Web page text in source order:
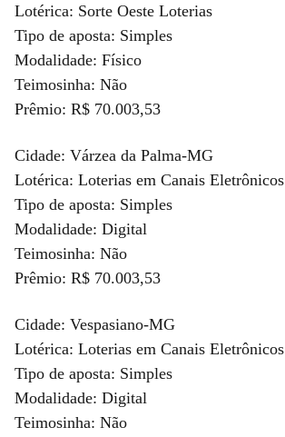
Lotérica: Sorte Oeste Loterias
Tipo de aposta: Simples
Modalidade: Físico
Teimosinha: Não
Prêmio: R$ 70.003,53
Cidade: Várzea da Palma-MG
Lotérica: Loterias em Canais Eletrônicos
Tipo de aposta: Simples
Modalidade: Digital
Teimosinha: Não
Prêmio: R$ 70.003,53
Cidade: Vespasiano-MG
Lotérica: Loterias em Canais Eletrônicos
Tipo de aposta: Simples
Modalidade: Digital
Teimosinha: Não